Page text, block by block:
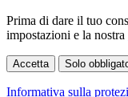
Prima di dare il tuo
impostazioni e la nostra
Accetta Solo
Informativa sulla